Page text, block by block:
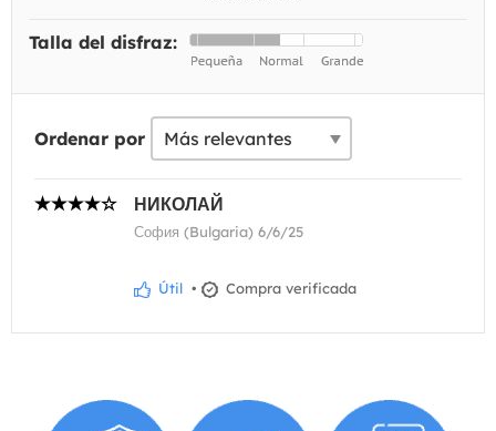
Talla del disfraz:
Ordenar por
НИКОЛАЙ
София (Bulgaria) 6/6/25
Útil • Compra verificada